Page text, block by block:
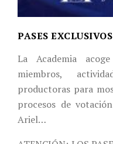
PASES
La Academia
miembros,
productoras para
procesos de
Ariel…